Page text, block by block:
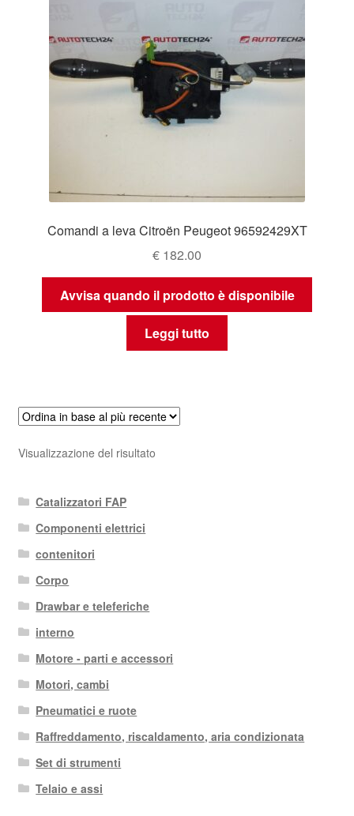
Comandi a leva Citroën Peugeot 96592429XT
€ 182.00
Avvisa quando il prodotto è disponibile
Leggi tutto
Visualizzazione del risultato
Catalizzatori FAP
Componenti elettrici
contenitori
Corpo
Drawbar e teleferiche
interno
Motore - parti e accessori
Motori, cambi
Pneumatici e ruote
Raffreddamento, riscaldamento, aria condizionata
Set di strumenti
Telaio e assi